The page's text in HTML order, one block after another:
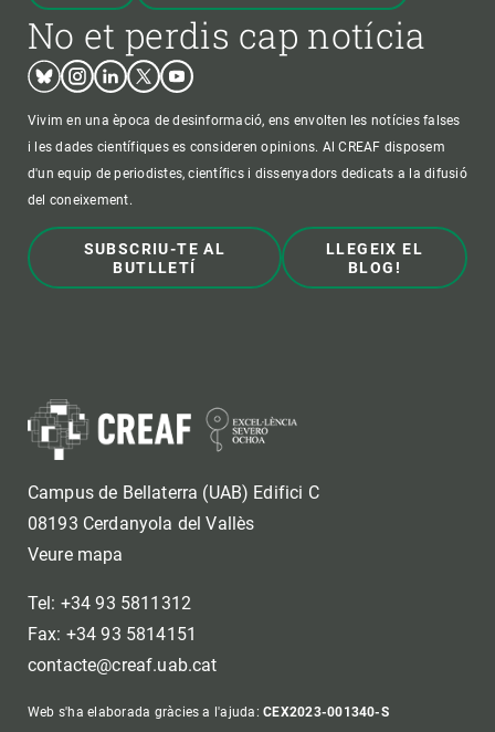
No et perdis cap notícia
BlueskyInstagram
LinkedinTwitterYoutube
Vivim en una època de desinformació, ens envolten les notícies falses
i les dades científiques es consideren opinions. Al CREAF disposem
d'un equip de periodistes, científics i dissenyadors dedicats a la difusió
del coneixement.
SUBSCRIU-TE AL
BUTLLETÍ
LLEGEIX EL
BLOG!
Campus de Bellaterra (UAB) Edifici C
08193 Cerdanyola del Vallès
Veure mapa
Tel: +34 93 5811312
Fax: +34 93 5814151
contacte@creaf.uab.cat
Web s'ha elaborada gràcies a l'ajuda:CEX2023-001340-S